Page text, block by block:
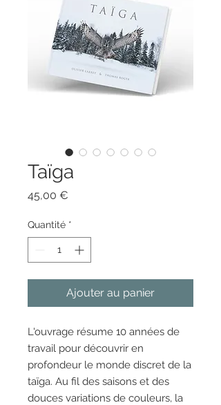
Taïga
45,00 €
Quantité *
Ajouter au panier
L'ouvrage résume 10 années de
travail pour découvrir en
profondeur le monde discret de la
taïga. Au fil des saisons et des
douces variations de couleurs, la